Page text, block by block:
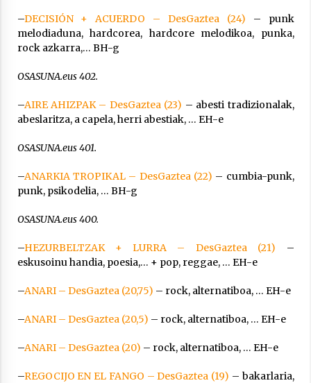
–DECISIÓN + ACUERDO – DesGaztea (24) – punk
melodiaduna, hardcorea, hardcore melodikoa, punka,
rock azkarra,… BH-g
OSASUNA.eus 402.
–AIRE AHIZPAK – DesGaztea (23) – abesti tradizionalak,
abeslaritza, a capela, herri abestiak, … EH-e
OSASUNA.eus 401.
–ANARKIA TROPIKAL – DesGaztea (22) – cumbia-punk,
punk, psikodelia, … BH-g
OSASUNA.eus 400.
–HEZURBELTZAK + LURRA – DesGaztea (21) –
eskusoinu handia, poesia,… + pop, reggae, … EH-e
–ANARI – DesGaztea (20,75) – rock, alternatiboa, … EH-e
–ANARI – DesGaztea (20,5) – rock, alternatiboa, … EH-e
–ANARI – DesGaztea (20) – rock, alternatiboa, … EH-e
–REGOCIJO EN EL FANGO – DesGaztea (19) – bakarlaria,